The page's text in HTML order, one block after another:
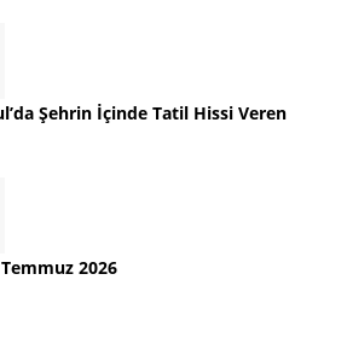
Şehrin İçinde Tatil Hissi Veren
2026